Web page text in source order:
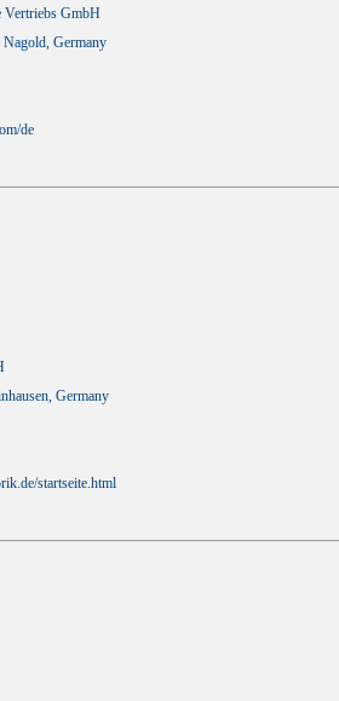
Vertriebs GmbH
Nagold, Germany
de
Germany
startseite.html